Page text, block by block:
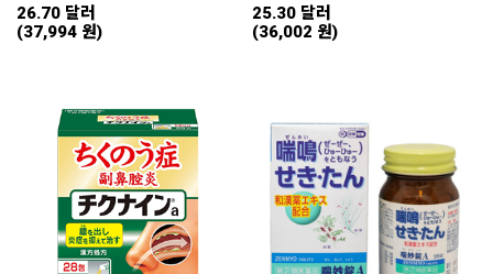
26.70 달러
(37,994 원)
25.30 달러
(36,002 원)